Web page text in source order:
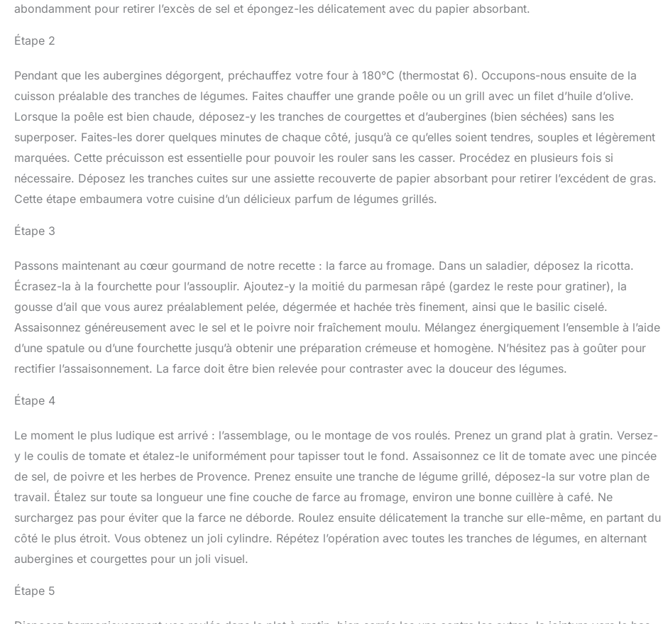
abondamment pour retirer l’excès de sel et épongez-les délicatement avec du papier absorbant.
Étape 2
Pendant que les aubergines dégorgent, préchauffez votre four à 180°C (thermostat 6). Occupons-nous ensuite de la
cuisson préalable des tranches de légumes. Faites chauffer une grande poêle ou un grill avec un filet d’huile d’olive.
Lorsque la poêle est bien chaude, déposez-y les tranches de courgettes et d’aubergines (bien séchées) sans les
superposer. Faites-les dorer quelques minutes de chaque côté, jusqu’à ce qu’elles soient tendres, souples et légèrement
marquées. Cette précuisson est essentielle pour pouvoir les rouler sans les casser. Procédez en plusieurs fois si
nécessaire. Déposez les tranches cuites sur une assiette recouverte de papier absorbant pour retirer l’excédent de gras.
Cette étape embaumera votre cuisine d’un délicieux parfum de légumes grillés.
Étape 3
Passons maintenant au cœur gourmand de notre recette : la farce au fromage. Dans un saladier, déposez la ricotta.
Écrasez-la à la fourchette pour l’assouplir. Ajoutez-y la moitié du parmesan râpé (gardez le reste pour gratiner), la
gousse d’ail que vous aurez préalablement pelée, dégermée et hachée très finement, ainsi que le basilic ciselé.
Assaisonnez généreusement avec le sel et le poivre noir fraîchement moulu. Mélangez énergiquement l’ensemble à l’aide
d’une spatule ou d’une fourchette jusqu’à obtenir une préparation crémeuse et homogène. N’hésitez pas à goûter pour
rectifier l’assaisonnement. La farce doit être bien relevée pour contraster avec la douceur des légumes.
Étape 4
Le moment le plus ludique est arrivé : l’assemblage, ou le montage de vos roulés. Prenez un grand plat à gratin. Versez-
y le coulis de tomate et étalez-le uniformément pour tapisser tout le fond. Assaisonnez ce lit de tomate avec une pincée
de sel, de poivre et les herbes de Provence. Prenez ensuite une tranche de légume grillé, déposez-la sur votre plan de
travail. Étalez sur toute sa longueur une fine couche de farce au fromage, environ une bonne cuillère à café. Ne
surchargez pas pour éviter que la farce ne déborde. Roulez ensuite délicatement la tranche sur elle-même, en partant du
côté le plus étroit. Vous obtenez un joli cylindre. Répétez l’opération avec toutes les tranches de légumes, en alternant
aubergines et courgettes pour un joli visuel.
Étape 5